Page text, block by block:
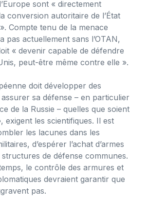
sont « directement
conversion autoritaire de l’État
Compte tenu de la menace
pas actuellement sans l’OTAN,
« devenir capable de défendre
peut-être même contre elle ».
doit développer des
sa défense – en particulier
de la Russie – quelles que soient
exigent les scientifiques. Il est
les lacunes dans les
d’espérer l’achat d’armes
structures de défense communes.
le contrôle des armures et
devraient garantir que
pas.